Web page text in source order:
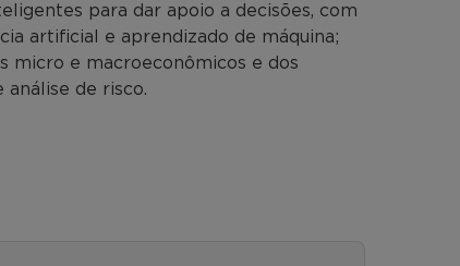
para dar apoio a decisões, com
artificial e aprendizado de máquina;
micro e macroeconômicos e dos
de risco.